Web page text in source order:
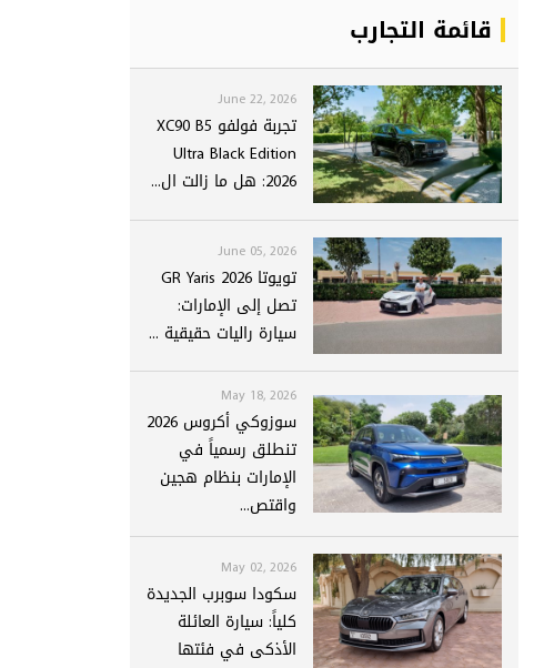
قائمة التجارب
June 22, 2026
تجربة فولفو XC90 B5
Ultra Black Edition
2026: هل ما زالت ال...
June 05, 2026
تويوتا GR Yaris 2026
تصل إلى الإمارات:
سيارة راليات حقيقية ...
May 18, 2026
سوزوكي أكروس 2026
تنطلق رسمياً في
الإمارات بنظام هجين
واقتص...
May 02, 2026
سكودا سوبرب الجديدة
كلياً: سيارة العائلة
الأذكى في فئتها